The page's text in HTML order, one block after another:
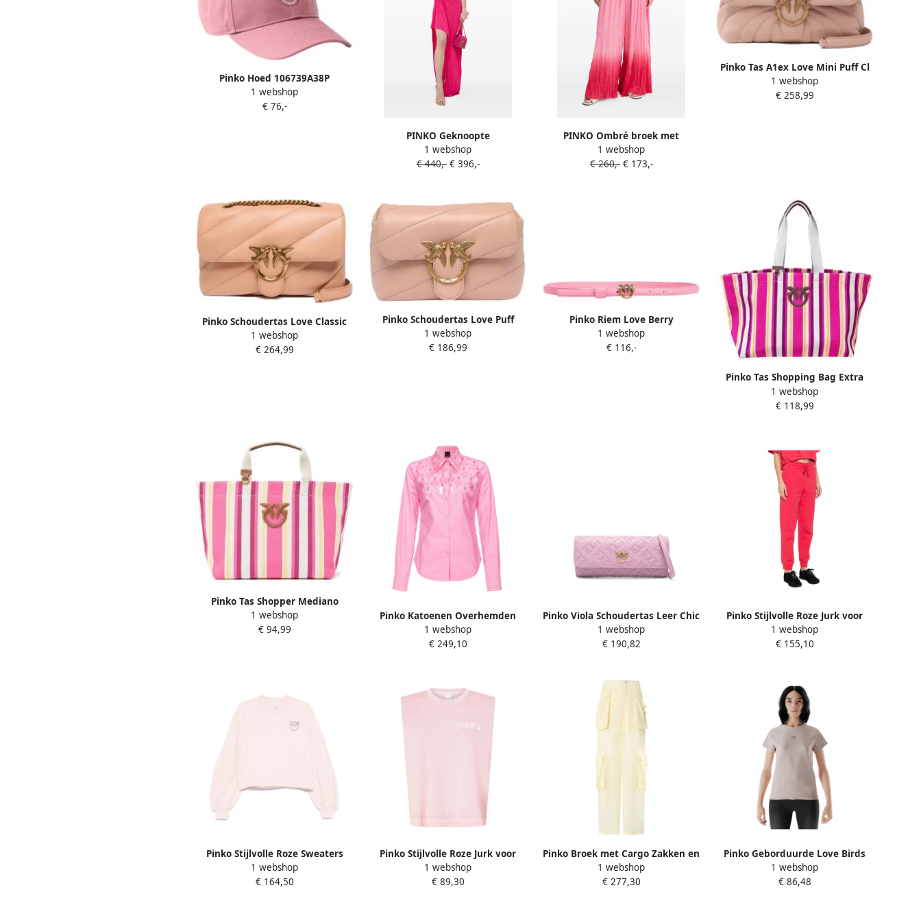
Pinko Hoed 106739A38P
1 webshop
€ 76,-
PINKO Geknoopte
asymmetrische maxi-jurk Roze
1 webshop
€ 440,-€ 396,-
PINKO Ombré broek met
trekkoord Roze
1 webshop
€ 260,-€ 173,-
Pinko Tas A1ex Love Mini Puff Cl
1 webshop
€ 258,99
Pinko Schoudertas Love Classic
Puff Cl Sh
1 webshop
€ 264,99
Pinko Schoudertas Love Puff
Baby Cl Sheep
1 webshop
€ 186,99
Pinko Riem Love Berry
1 webshop
€ 116,-
Pinko Tas Shopping Bag Extra
1 webshop
€ 118,99
Pinko Tas Shopper Mediano
1 webshop
€ 94,99
Pinko Katoenen Overhemden
Pink Dames
1 webshop
€ 249,10
Pinko Viola Schoudertas Leer Chic
Design Pink Dames
1 webshop
€ 190,82
Pinko Stijlvolle Roze Jurk voor
Vrouwen Pink Dames
1 webshop
€ 155,10
Pinko Stijlvolle Roze Sweaters
Pink Dames
1 webshop
€ 164,50
Pinko Stijlvolle Roze Jurk voor
Vrouwen Pink Dames
1 webshop
€ 89,30
Pinko Broek met Cargo Zakken en
Elastische Taille Pink Dames
1 webshop
€ 277,30
Pinko Geborduurde Love Birds
Korte Mouw Tee Pink Dames
1 webshop
€ 86,48